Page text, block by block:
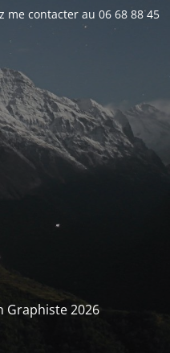
me contacter au 06 68 88 45
Graphiste 2026